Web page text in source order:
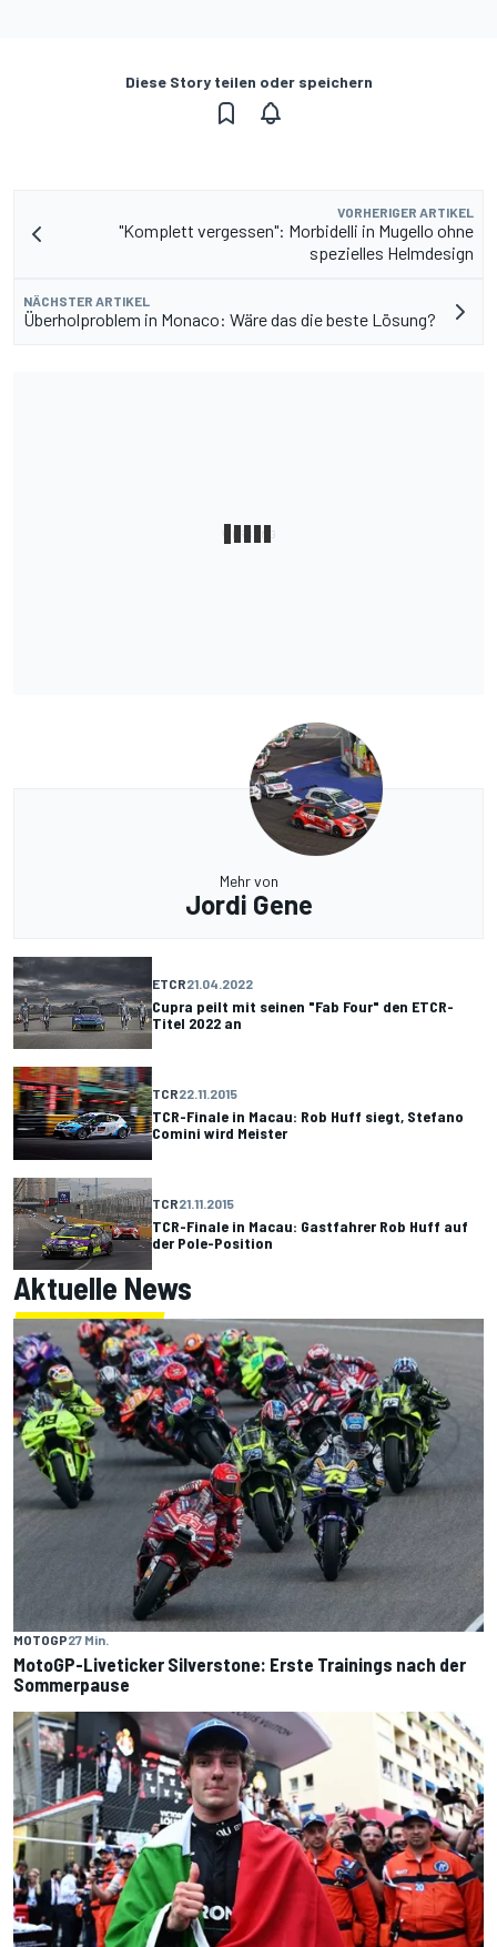
Diese Story teilen oder speichern
VORHERIGER ARTIKEL
"Komplett vergessen": Morbidelli in Mugello ohne
spezielles Helmdesign
NÄCHSTER ARTIKEL
Überholproblem in Monaco: Wäre das die beste Lösung?
Mehr von
Jordi Gene
ETCR21.04.2022
Cupra peilt mit seinen "Fab Four" den ETCR-
Titel 2022 an
TCR22.11.2015
TCR-Finale in Macau: Rob Huff siegt, Stefano
Comini wird Meister
TCR21.11.2015
TCR-Finale in Macau: Gastfahrer Rob Huff auf
der Pole-Position
Aktuelle News
MOTOGP27 Min.
MotoGP-Liveticker Silverstone: Erste Trainings nach der
Sommerpause